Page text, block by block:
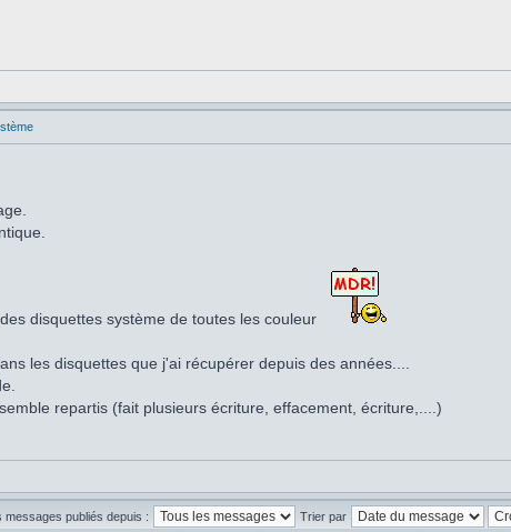
disquettes système de toutes les couleur
les disquettes que j'ai récupérer depuis des années....
repartis (fait plusieurs écriture, effacement, écriture,....)
messages publiés depuis : Trier par